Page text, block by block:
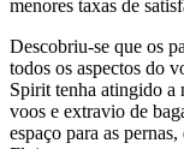
menores taxas de
Descobriu-se que os
todos os aspectos do
Spirit tenha atingido a
voos e extravio de
espaço para as